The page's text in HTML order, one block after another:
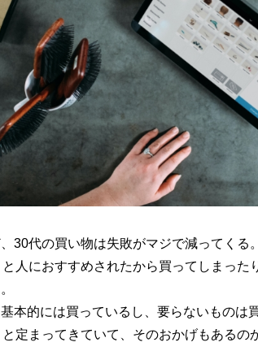
30代の買い物は失敗がマジで減ってくる。
人におすすめされたから買ってしまった
本的には買っているし、要らないものは
定まってきていて、そのおかげもあるの